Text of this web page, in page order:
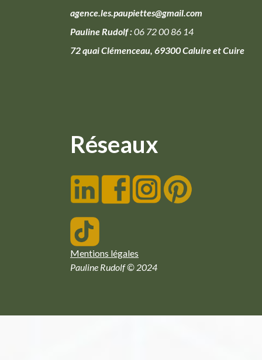
agence.les.paupiettes@gmail.com
Pauline Rudolf :06 72 00 86 14
72 quai Clémenceau, 69300 Caluire et Cuire
Réseaux
Mentions légales
Pauline Rudolf © 2024